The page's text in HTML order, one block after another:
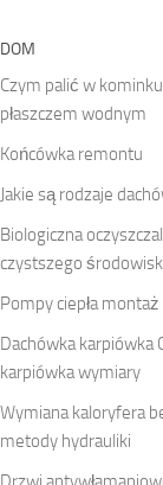
DOM
Czym palić w
płaszczem wodnym
Końcówka remontu
Jakie są rodzaje
Biologiczna
czystszego
Pompy ciepła
Dachówka karpiówka
karpiówka wymiary
Wymiana kaloryfera
metody hydrauliki